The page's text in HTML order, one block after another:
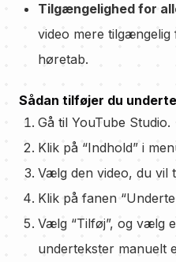
Tilgængelighed for
video mere
høretab.
Sådan tilføjer du
Gå til YouTube Studio.
Klik på “Indhold” i
Vælg den video, du vil
Klik på fanen
Vælg “Tilføj”, og vælg
undertekster manuelt